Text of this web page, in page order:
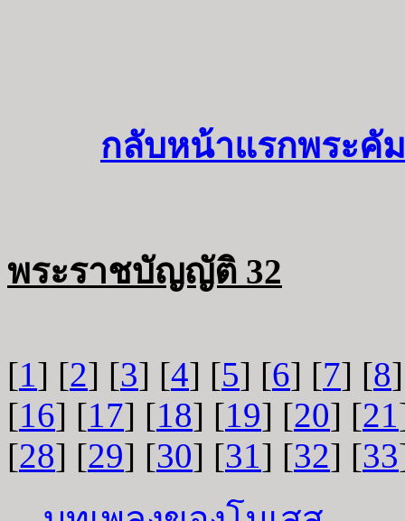
กลับหน้าแรกพระคั
พระราชบัญญัติ 32
[1] [2] [3] [4] [5] [6] [7] [8
[16] [17] [18] [19] [20] [21
[28] [29] [30] [31] [32] [33